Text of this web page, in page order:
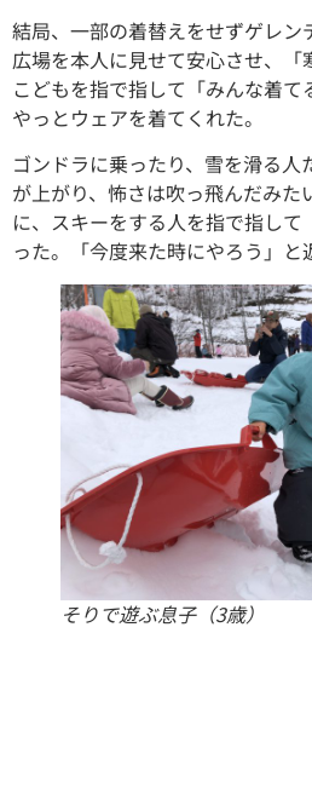
結局、一部の着替えをせずゲレン
広場を本人に見せて安心させ、
こどもを指で指して「みんな着て
やっとウェアを着てくれた。
ゴンドラに乗ったり、雪を滑る人
が上がり、怖さは吹っ飛んだみた
に、スキーをする人を指で指し
った。「今度来た時にやろう」と
そりで遊ぶ息子（3歳）